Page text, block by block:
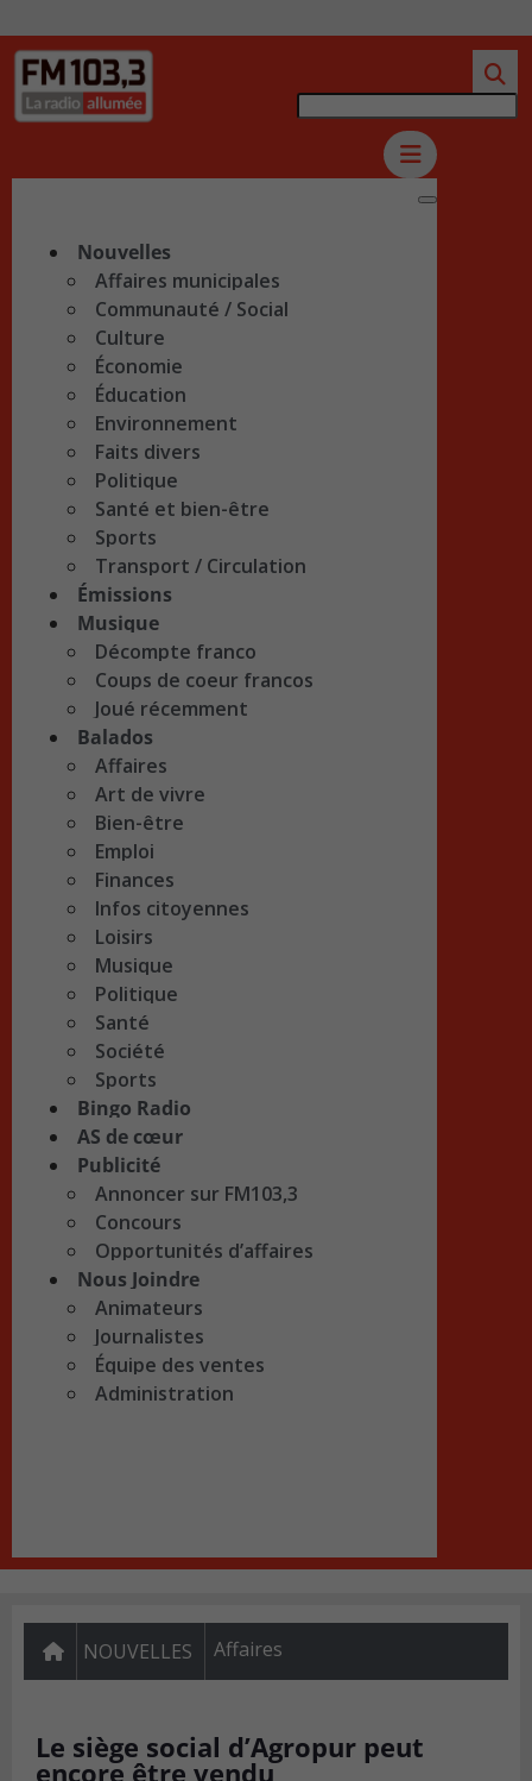
Nouvelles
Affaires municipales
Communauté / Social
Culture
Économie
Éducation
Environnement
Faits divers
Politique
Santé et bien-être
Sports
Transport / Circulation
Émissions
Musique
Décompte franco
Coups de coeur francos
Joué récemment
Balados
Affaires
Art de vivre
Bien-être
Emploi
Finances
Infos citoyennes
Loisirs
Musique
Politique
Santé
Société
Sports
Bingo Radio
AS de cœur
Publicité
Annoncer sur FM103,3
Concours
Opportunités d’affaires
Nous Joindre
Animateurs
Journalistes
Équipe des ventes
Administration
NOUVELLES Affaires
Le siège social d’Agropur peut
encore être vendu